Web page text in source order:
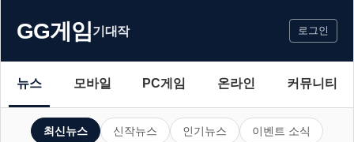
GG게임기대작 로그인
뉴스 모바일 PC게임 온라인 커뮤니티
최신뉴스 신작뉴스 인기뉴스 이벤트 소식